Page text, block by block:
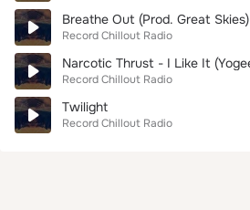
Breathe Out (Prod. Great Skies)
Record Chillout Radio
Record Chillout Radio
Twilight
Record Chillout Radio